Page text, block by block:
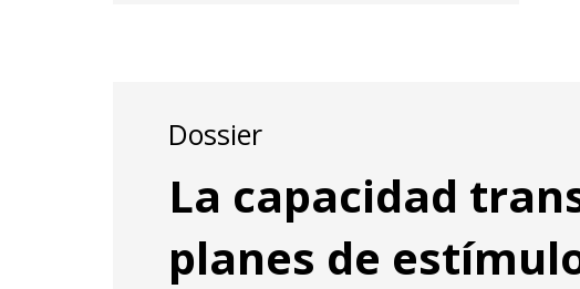
Dossier
La capacidad
planes de